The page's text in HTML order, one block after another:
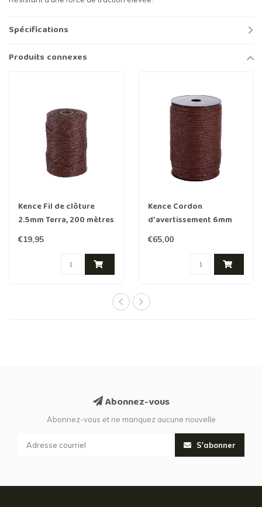
Spécifications
Produits connexes
Kence Fil de clôture
2.5mm Terra, 200 mètres
€19,95
Kence Cordon
d'avertissement 6mm
Terra, 200 mètres
€65,00
Abonnez-vous
Abonnez-vous et ne manquez aucune nouvelle
S'abonner